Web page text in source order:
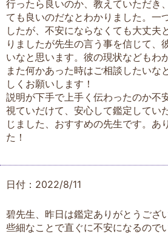
行ったら良いのか、教えていただき
ても良いのだなとわかりました。一
したが、不安にならなくても大丈夫
りましたが先生の言う事を信じて、
いなと思います。彼の現状などもわ
また何かあった時はご相談したいな
しくお願いします！
説明が下手で上手く伝わったのか不
視ていだけて、安心して鑑定してい
じました、おすすめの先生です。あ
た！
日付：2022/8/11
碧先生、昨日は鑑定ありがとうござ
些細なことで直ぐに不安になるので